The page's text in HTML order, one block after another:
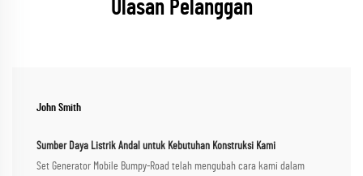
Ulasan Pelanggan
John Smith
Sumber Daya Listrik Andal untuk Kebutuhan Konstruksi Kami
Set Generator Mobile Bumpy-Road telah mengubah cara kami dalam